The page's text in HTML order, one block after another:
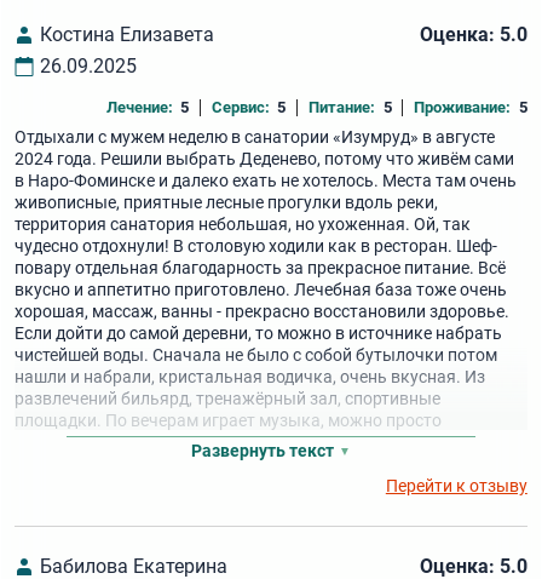
Костина Елизавета
26.09.2025
Оценка: 5.0
Лечение: 5 Сервис: 5 Питание: 5 Проживание: 5
Отдыхали с мужем неделю в санатории «Изумруд» в августе
2024 года. Решили выбрать Деденево, потому что живём сами
в Наро-Фоминске и далеко ехать не хотелось. Места там очень
живописные, приятные лесные прогулки вдоль реки,
территория санатория небольшая, но ухоженная. Ой, так
чудесно отдохнули! В столовую ходили как в ресторан. Шеф-
повару отдельная благодарность за прекрасное питание. Всё
вкусно и аппетитно приготовлено. Лечебная база тоже очень
хорошая, массаж, ванны - прекрасно восстановили здоровье.
Если дойти до самой деревни, то можно в источнике набрать
чистейшей воды. Сначала не было с собой бутылочки потом
нашли и набрали, кристальная водичка, очень вкусная. Из
развлечений бильярд, тренажёрный зал, спортивные
площадки. По вечерам играет музыка, можно просто
послушать или потанцевать. Мы не скучали, всё понравилось.
Развернуть текст
Перейти к отзыву
Бабилова Екатерина
Оценка: 5.0